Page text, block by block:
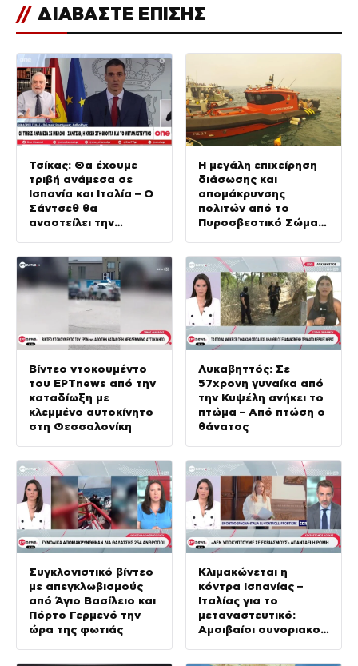
// ΔΙΑΒΑΣΤΕ ΕΠΙΣΗΣ
Τσίκας: Θα έχουμε
τριβή ανάμεσα σε
Ισπανία και Ιταλία – Ο
Σάντσεθ θα
αναστείλει την
Η μεγάλη επιχείρηση
διάσωσης και
απομάκρυνσης
πολιτών από το
Πυροσβεστικό Σώμα
Βίντεο ντοκουμέντο
του ΕΡΤnews από την
καταδίωξη με
κλεμμένο αυτοκίνητο
στη Θεσσαλονίκη
Λυκαβηττός: Σε
57χρονη γυναίκα από
την Κυψέλη ανήκει το
πτώμα – Από πτώση ο
θάνατος
Συγκλονιστικό βίντεο
με απεγκλωβισμούς
από Άγιο Βασίλειο και
Πόρτο Γερμενό την
ώρα της φωτιάς
Κλιμακώνεται η
κόντρα Ισπανίας –
Ιταλίας για το
μεταναστευτικό:
Αμοιβαίοι συνοριακοί